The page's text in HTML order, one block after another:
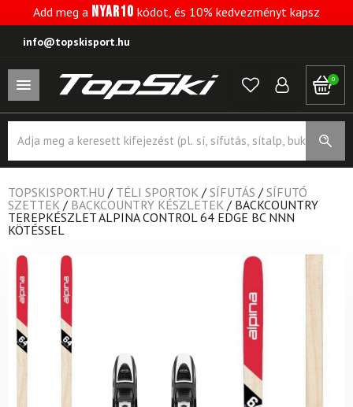
Add meg a NYAR10 kódot, és 10% kedvezményt kapsz
info@topskisport.hu
0
search
TOPSKISPORT.HU / TÉLI SPORTOK / SÍFUTÁS / SÍFUTÓ
SZETTEK / BACKCOUNTRY KÉSZLETEK / BACKCOUNTRY
TEREPKÉSZLET ALPINA CONTROL 64 EDGE BC NNN
KÖTÉSSEL